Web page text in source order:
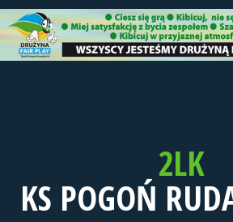
2LK
KS POGOŃ